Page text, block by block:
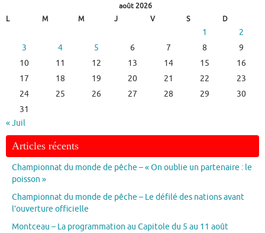
août 2026
L
M M J V S D
1
2
3
4 5 6 7 8
9
10
11 12 13 14 15
16
17
18 19 20 21 22
23
24
25 26 27 28 29
30
31
« Juil
Articles récents
Championnat du monde de pêche – « On oublie un partenaire : le
poisson »
Championnat du monde de pêche – Le défilé des nations avant
l’ouverture officielle
Montceau – La programmation au Capitole du 5 au 11 août